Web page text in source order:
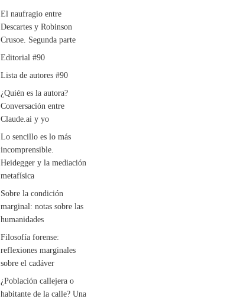
El naufragio entre
Descartes y Robinson
Crusoe. Segunda parte
Editorial #90
Lista de autores #90
¿Quién es la autora?
Conversación entre
Claude.ai y yo
Lo sencillo es lo más
incomprensible.
Heidegger y la mediación
metafísica
Sobre la condición
marginal: notas sobre las
humanidades
Filosofía forense:
reflexiones marginales
sobre el cadáver
¿Población callejera o
habitante de la calle? Una